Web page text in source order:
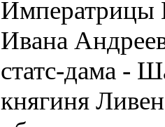
Императрицы
Ивана
статс-дама -
княгиня